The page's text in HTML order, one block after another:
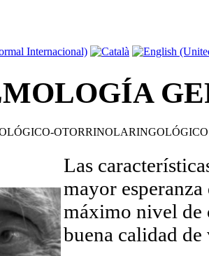
OTORRINOLARINGOLÓGICO
Las
mayor
máximo nivel de
buena calidad de